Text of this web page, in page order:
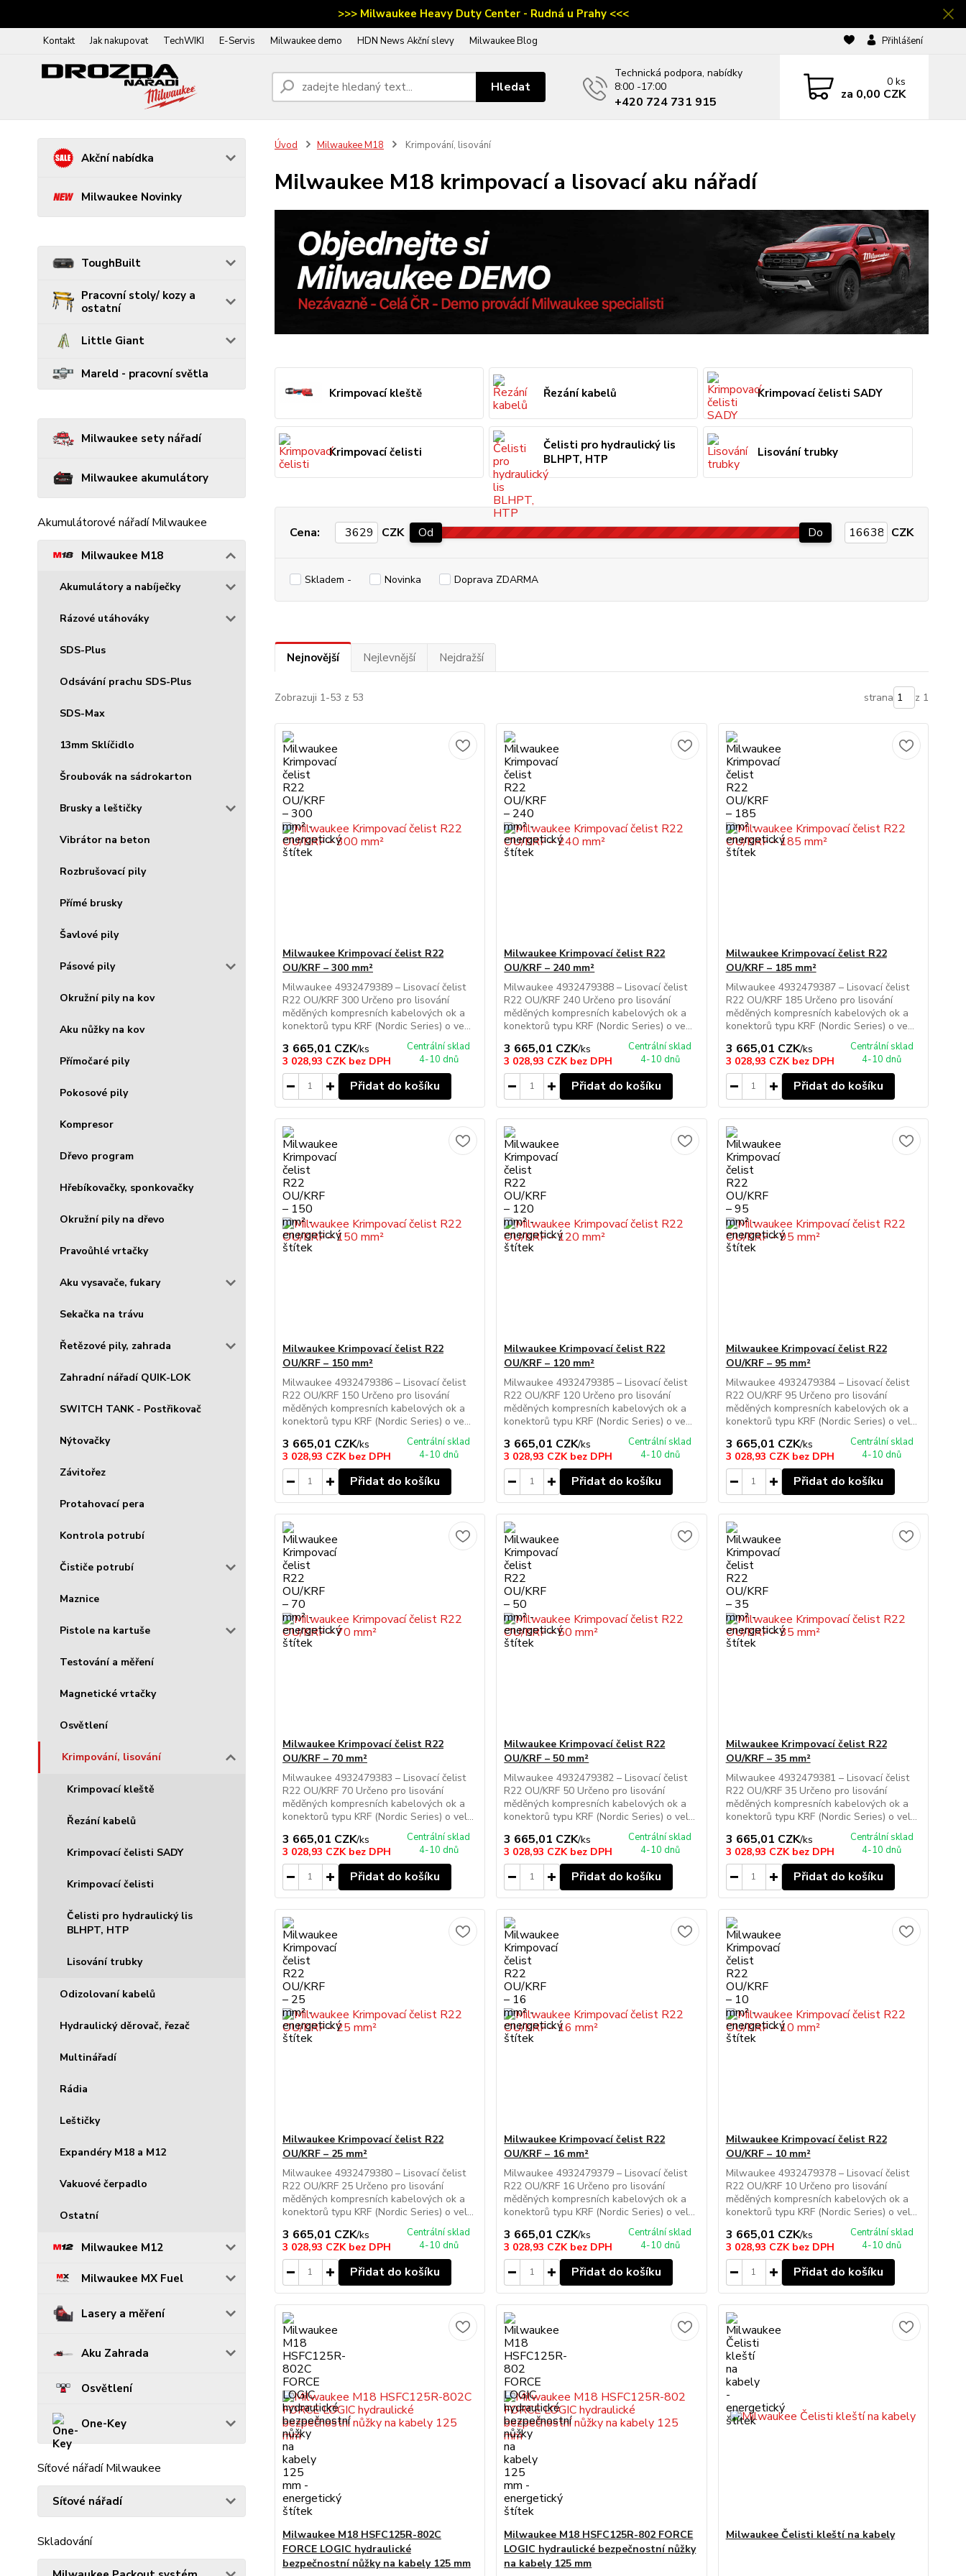
>>> Milwaukee Heavy Duty Center - Rudná u Prahy <<<
Kontakt Jak nakupovat TechWIKI E-Servis Milwaukee demo HDN News Akční slevy Milwaukee Blog Přihlášení
Hledat
Technická podpora, nabídky
8:00 -17:00
‭+420 724 731 915
0 ks
za 0,00 CZK
Akční nabídka
Milwaukee Novinky
ToughBuilt
Pracovní stoly/ kozy a
ostatní
Little Giant
Mareld - pracovní světla
Milwaukee sety nářadí
Milwaukee akumulátory
Akumulátorové nářadí Milwaukee
Milwaukee M18
Akumulátory a nabíječky
Rázové utáhováky
SDS-Plus
Odsávání prachu SDS-Plus
SDS-Max
13mm Sklíčidlo
Šroubovák na sádrokarton
Brusky a leštičky
Vibrátor na beton
Rozbrušovací pily
Přímé brusky
Šavlové pily
Pásové pily
Okružní pily na kov
Aku nůžky na kov
Přímočaré pily
Pokosové pily
Kompresor
Dřevo program
Hřebíkovačky, sponkovačky
Okružní pily na dřevo
Pravoůhlé vrtačky
Aku vysavače, fukary
Sekačka na trávu
Řetězové pily, zahrada
Zahradní nářadí QUIK-LOK
SWITCH TANK - Postřikovač
Nýtovačky
Závitořez
Protahovací pera
Kontrola potrubí
Čističe potrubí
Maznice
Pistole na kartuše
Testování a měření
Magnetické vrtačky
Osvětlení
Krimpování, lisování
Krimpovací kleště
Řezání kabelů
Krimpovací čelisti SADY
Krimpovací čelisti
Čelisti pro hydraulický lis
BLHPT, HTP
Lisování trubky
Odizolovaní kabelů
Hydraulický děrovač, řezač
Multinářadí
Rádia
Leštičky
Expandéry M18 a M12
Vakuové čerpadlo
Ostatní
Milwaukee M12
Milwaukee MX Fuel
Lasery a měření
Aku Zahrada
Osvětlení
One-Key
Síťové nářadí Milwaukee
Síťové nářadí
Skladování
Úvod Milwaukee M18 Krimpování, lisování
Milwaukee M18 krimpovací a lisovací aku nářadí
Krimpovací kleště Řezání kabelů Krimpovací čelisti SADY
Krimpovací čelisti
Čelisti pro hydraulický lis
BLHPT, HTP
Lisování trubky
Cena: CZK Od Do CZK
Skladem - Novinka Doprava ZDARMA
Nejnovější Nejlevnější Nejdražší
Zobrazuji 1-53 z 53 strana z 1
Milwaukee Krimpovací čelist R22
OU/KRF – 300 mm²
Milwaukee 4932479389 – Lisovací čelist
R22 OU/KRF 300 Určeno pro lisování
měděných kompresních kabelových ok a
konektorů typu KRF (Nordic Series) o ve...
3 665,01 CZK/ks
3 028,93 CZK bez DPH
Centrální sklad
4-10 dnů
Přidat do košíku
Milwaukee Krimpovací čelist R22
OU/KRF – 240 mm²
Milwaukee 4932479388 – Lisovací čelist
R22 OU/KRF 240 Určeno pro lisování
měděných kompresních kabelových ok a
konektorů typu KRF (Nordic Series) o ve...
3 665,01 CZK/ks
3 028,93 CZK bez DPH
Centrální sklad
4-10 dnů
Přidat do košíku
Milwaukee Krimpovací čelist R22
OU/KRF – 185 mm²
Milwaukee 4932479387 – Lisovací čelist
R22 OU/KRF 185 Určeno pro lisování
měděných kompresních kabelových ok a
konektorů typu KRF (Nordic Series) o ve...
3 665,01 CZK/ks
3 028,93 CZK bez DPH
Centrální sklad
4-10 dnů
Přidat do košíku
Milwaukee Krimpovací čelist R22
OU/KRF – 150 mm²
Milwaukee 4932479386 – Lisovací čelist
R22 OU/KRF 150 Určeno pro lisování
měděných kompresních kabelových ok a
konektorů typu KRF (Nordic Series) o ve...
3 665,01 CZK/ks
3 028,93 CZK bez DPH
Centrální sklad
4-10 dnů
Přidat do košíku
Milwaukee Krimpovací čelist R22
OU/KRF – 120 mm²
Milwaukee 4932479385 – Lisovací čelist
R22 OU/KRF 120 Určeno pro lisování
měděných kompresních kabelových ok a
konektorů typu KRF (Nordic Series) o ve...
3 665,01 CZK/ks
3 028,93 CZK bez DPH
Centrální sklad
4-10 dnů
Přidat do košíku
Milwaukee Krimpovací čelist R22
OU/KRF – 95 mm²
Milwaukee 4932479384 – Lisovací čelist
R22 OU/KRF 95 Určeno pro lisování
měděných kompresních kabelových ok a
konektorů typu KRF (Nordic Series) o vel...
3 665,01 CZK/ks
3 028,93 CZK bez DPH
Centrální sklad
4-10 dnů
Přidat do košíku
Milwaukee Krimpovací čelist R22
OU/KRF – 70 mm²
Milwaukee 4932479383 – Lisovací čelist
R22 OU/KRF 70 Určeno pro lisování
měděných kompresních kabelových ok a
konektorů typu KRF (Nordic Series) o vel...
3 665,01 CZK/ks
3 028,93 CZK bez DPH
Centrální sklad
4-10 dnů
Přidat do košíku
Milwaukee Krimpovací čelist R22
OU/KRF – 50 mm²
Milwaukee 4932479382 – Lisovací čelist
R22 OU/KRF 50 Určeno pro lisování
měděných kompresních kabelových ok a
konektorů typu KRF (Nordic Series) o vel...
3 665,01 CZK/ks
3 028,93 CZK bez DPH
Centrální sklad
4-10 dnů
Přidat do košíku
Milwaukee Krimpovací čelist R22
OU/KRF – 35 mm²
Milwaukee 4932479381 – Lisovací čelist
R22 OU/KRF 35 Určeno pro lisování
měděných kompresních kabelových ok a
konektorů typu KRF (Nordic Series) o vel...
3 665,01 CZK/ks
3 028,93 CZK bez DPH
Centrální sklad
4-10 dnů
Přidat do košíku
Milwaukee Krimpovací čelist R22
OU/KRF – 25 mm²
Milwaukee 4932479380 – Lisovací čelist
R22 OU/KRF 25 Určeno pro lisování
měděných kompresních kabelových ok a
konektorů typu KRF (Nordic Series) o vel...
3 665,01 CZK/ks
3 028,93 CZK bez DPH
Centrální sklad
4-10 dnů
Přidat do košíku
Milwaukee Krimpovací čelist R22
OU/KRF – 16 mm²
Milwaukee 4932479379 – Lisovací čelist
R22 OU/KRF 16 Určeno pro lisování
měděných kompresních kabelových ok a
konektorů typu KRF (Nordic Series) o vel...
3 665,01 CZK/ks
3 028,93 CZK bez DPH
Centrální sklad
4-10 dnů
Přidat do košíku
Milwaukee Krimpovací čelist R22
OU/KRF – 10 mm²
Milwaukee 4932479378 – Lisovací čelist
R22 OU/KRF 10 Určeno pro lisování
měděných kompresních kabelových ok a
konektorů typu KRF (Nordic Series) o vel...
3 665,01 CZK/ks
3 028,93 CZK bez DPH
Centrální sklad
4-10 dnů
Přidat do košíku
Milwaukee M18 HSFC125R-802C
FORCE LOGIC hydraulické
bezpečnostní nůžky na kabely 125 mm
Milwaukee M18 HSFC125R-802 FORCE
LOGIC hydraulické bezpečnostní nůžky
na kabely 125 mm
Milwaukee Čelisti kleští na kabely